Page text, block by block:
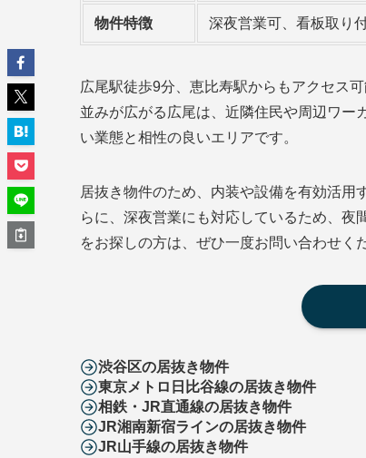
物件特徴 深夜営業可、看板取り
広尾駅徒歩9分、恵比寿駅からもアクセス
並みが広がる広尾は、近隣住民や周辺ワー
い業態と相性の良いエリアです。
居抜き物件のため、内装や設備を有効活用
らに、深夜営業にも対応しているため、
をお探しの方は、ぜひ一度お問い合わせく
渋谷区の居抜き物件
東京メトロ日比谷線の居抜き物件
相鉄・JR直通線の居抜き物件
JR湘南新宿ラインの居抜き物件
JR山手線の居抜き物件